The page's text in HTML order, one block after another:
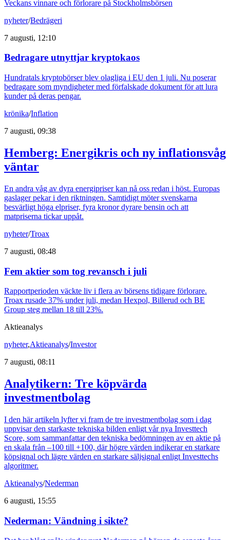
Veckans vinnare och förlorare på Stockholmsbörsen
nyheter/Bedrägeri
7 augusti, 12:10
Bedragare utnyttjar kryptokaos
Hundratals kryptobörser blev olagliga i EU den 1 juli. Nu poserar
bedragare som myndigheter med förfalskade dokument för att lura
kunder på deras pengar.
krönika/Inflation
7 augusti, 09:38
Hemberg: Energikris och ny inflationsvåg
väntar
En andra våg av dyra energipriser kan nå oss redan i höst. Europas
gaslager pekar i den riktningen. Samtidigt möter svenskarna
besvärligt höga elpriser, fyra kronor dyrare bensin och att
matpriserna tickar uppåt.
nyheter/Troax
7 augusti, 08:48
Fem aktier som tog revansch i juli
Rapportperioden väckte liv i flera av börsens tidigare förlorare.
Troax rusade 37% under juli, medan Hexpol, Billerud och BE
Group steg mellan 18 till 23%.
Aktieanalys
nyheter,Aktieanalys/Investor
7 augusti, 08:11
Analytikern: Tre köpvärda
investmentbolag
I den här artikeln lyfter vi fram de tre investmentbolag som i dag
uppvisar den starkaste tekniska bilden enligt vår nya Investtech
Score, som sammanfattar den tekniska bedömningen av en aktie på
en skala från –100 till +100, där högre värden indikerar en starkare
köpsignal och lägre värden en starkare säljsignal enligt Investtechs
algoritmer.
Aktieanalys/Nederman
6 augusti, 15:55
Nederman: Vändning i sikte?